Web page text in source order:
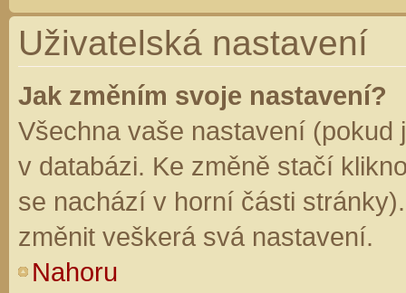
Uživatelská nastavení
Jak změním svoje nastavení?
Všechna vaše nastavení (pokud
v databázi. Ke změně stačí
se nachází v horní části
změnit veškerá svá nastavení.
Nahoru